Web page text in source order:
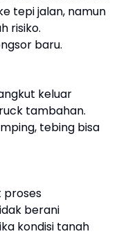
tepi jalan, namun
risiko.
baru.
keluar
tambahan.
tebing bisa
proses
berani
kondisi tanah